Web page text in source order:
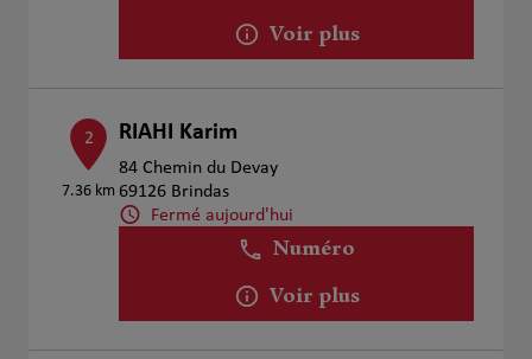
Voir plus
2
7.36 km
RIAHI Karim
84 Chemin du Devay
69126 Brindas
Fermé aujourd'hui
Numéro
Voir plus